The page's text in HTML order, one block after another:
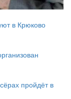
в Крюково